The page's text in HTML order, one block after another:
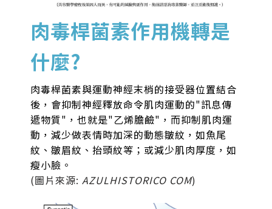
肉毒桿菌素作用機轉是
什麼?
肉毒桿菌素與運動神經末梢的接受器位置結合
後，會抑制神經釋放命令肌肉運動的"訊息傳
遞物質"，也就是"乙烯膽鹼"，而抑制肌肉運
動，減少做表情時加深的動態皺紋，如魚尾
紋、皺眉紋、抬頭紋等；或減少肌肉厚度，如
瘦小臉。
(圖片來源: AZULHISTORICO COM)